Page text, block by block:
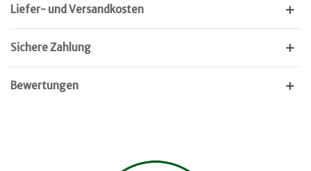
Liefer- und Versandkosten
Sichere Zahlung
Bewertungen